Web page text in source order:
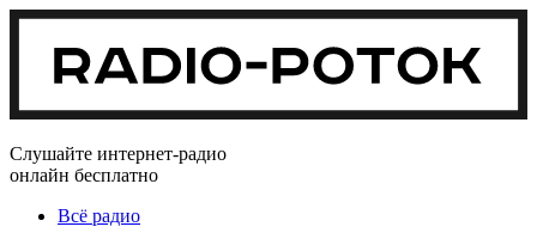
Слушайте интернет-радио
онлайн бесплатно
Всё радио